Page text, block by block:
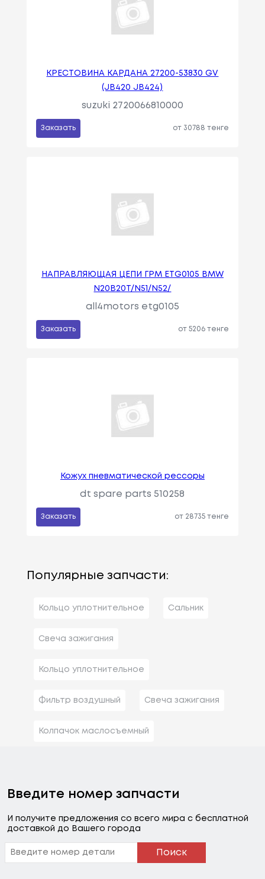
КРЕСТОВИНА КАРДАНА 27200-53830 GV
(JB420 JB424)
suzuki 2720066810000
Заказать от 30788 тенге
НАПРАВЛЯЮЩАЯ ЦЕПИ ГРМ ETG0105 BMW
N20B20T/N51/N52/
all4motors etg0105
Заказать от 5206 тенге
Кожух пневматической рессоры
dt spare parts 510258
Заказать от 28735 тенге
Популярные запчасти:
Кольцо уплотнительное Сальник
Свеча зажигания
Кольцо уплотнительное
Фильтр воздушный Свеча зажигания
Колпачок маслосъемный
Введите номер запчасти
И получите предложения со всего мира с бесплатной
доставкой до Вашего города
Поиск